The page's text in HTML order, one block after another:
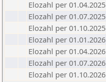
Elozahl per 01.04.2025
Elozahl per 01.07.2025
Elozahl per 01.10.2025
Elozahl per 01.01.2026
Elozahl per 01.04.2026
Elozahl per 01.07.2026
Elozahl per 01.10.2026